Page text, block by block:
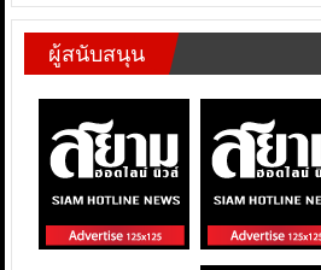
ผู้สนับสนุน